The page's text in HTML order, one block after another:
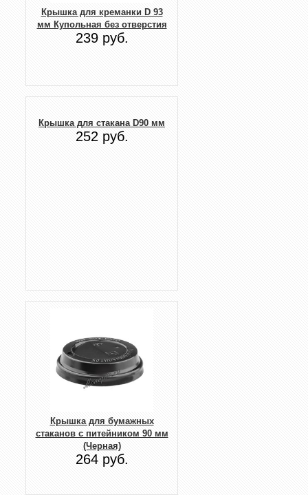
Крышка для креманки D 93
мм Купольная без отверстия
239 руб.
Крышка для стакана D90 мм
252 руб.
Крышка для бумажных
стаканов с питейником 90 мм
(Черная)
264 руб.